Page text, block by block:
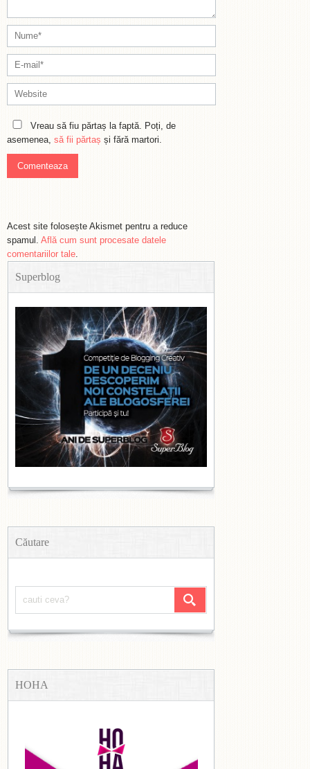
Vreau să fiu părtaș la faptă. Poți, de
asemenea, să fii părtaș și fără martori.
Acest site folosește Akismet pentru a reduce
spamul. Află cum sunt procesate datele
comentariilor tale.
Superblog
Căutare
HOHA